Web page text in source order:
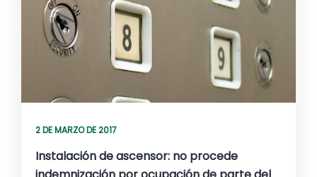
2 DE MARZO DE 2017
Instalación de ascensor: no procede